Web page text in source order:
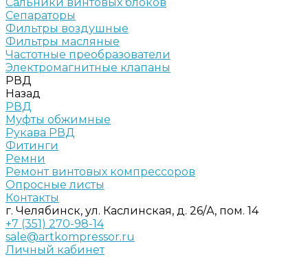
Сепараторы
Фильтры воздушные
Фильтры масляные
Частотные преобразователи
Электромагнитные клапаны
РВД
Назад
РВД
Муфты обжимные
Рукава РВД
Фитинги
Ремни
Ремонт винтовых компрессоров
Опросные листы
Контакты
г. Челябинск, ул. Каслинская, д. 26/А, пом. 14
+7 (351) 270-98-14
sale@artkompressor.ru
Личный кабинет